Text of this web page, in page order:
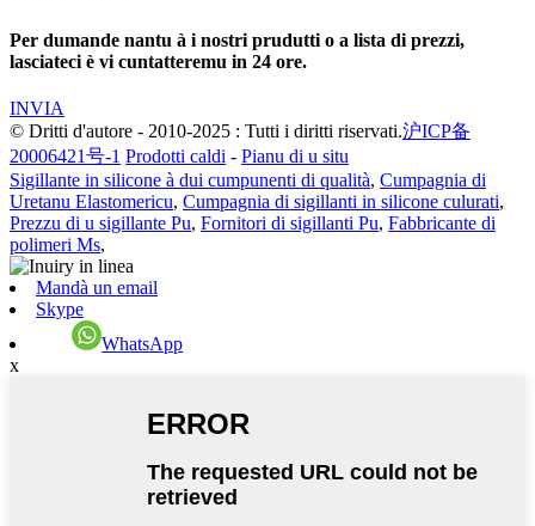
Per dumande nantu à i nostri prudutti o a lista di prezzi,
lasciateci è vi cuntatteremu in 24 ore.
INVIA
© Dritti d'autore - 2010-2025 : Tutti i diritti riservati.沪ICP备
20006421号-1 Prodotti caldi - Pianu di u situ
Sigillante in silicone à dui cumpunenti di qualità, Cumpagnia di
Uretanu Elastomericu, Cumpagnia di sigillanti in silicone culurati,
Prezzu di u sigillante Pu, Fornitori di sigillanti Pu, Fabbricante di
polimeri Ms,
Mandà un email
Skype
WhatsApp
x